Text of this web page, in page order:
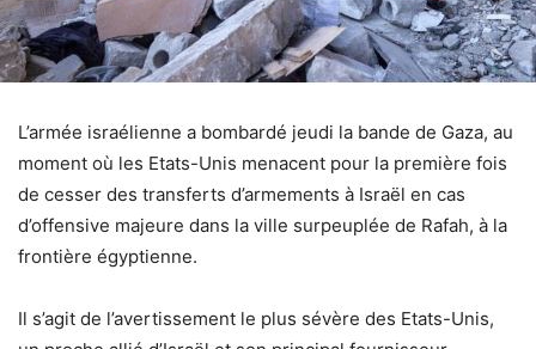
L’armée israélienne a bombardé jeudi la bande de Gaza, au
moment où les Etats-Unis menacent pour la première fois
de cesser des transferts d’armements à Israël en cas
d’offensive majeure dans la ville surpeuplée de Rafah, à la
frontière égyptienne.
Il s’agit de l’avertissement le plus sévère des Etats-Unis,